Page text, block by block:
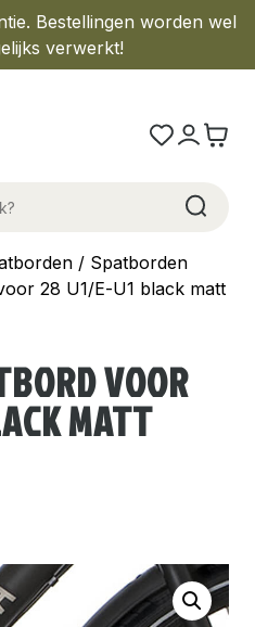
Bestellingen worden wel
verwerkt!
/ Spatborden
28 U1/E-U1 black matt
VOOR
MATT